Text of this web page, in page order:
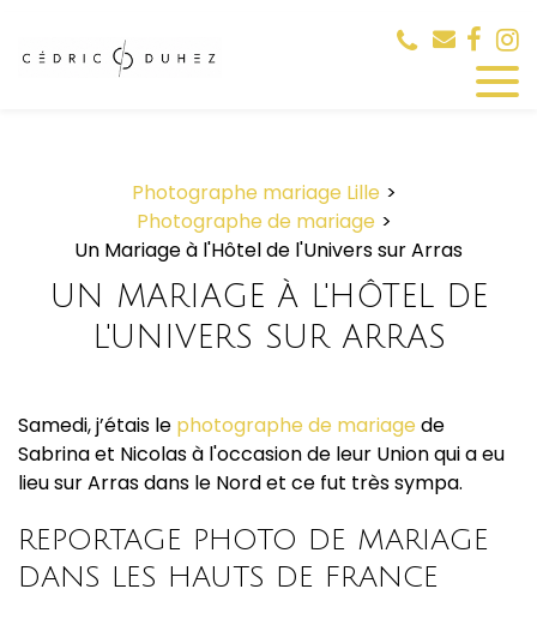
Photographe mariage Lille
Photographe de mariage
Un Mariage à l'Hôtel de l'Univers sur Arras
UN MARIAGE À L'HÔTEL DE
L'UNIVERS SUR ARRAS
Samedi, j’étais le photographe de mariage de
Sabrina et Nicolas à l'occasion de leur Union qui a eu
lieu sur Arras dans le Nord et ce fut très sympa.
REPORTAGE PHOTO DE MARIAGE
DANS LES HAUTS DE FRANCE